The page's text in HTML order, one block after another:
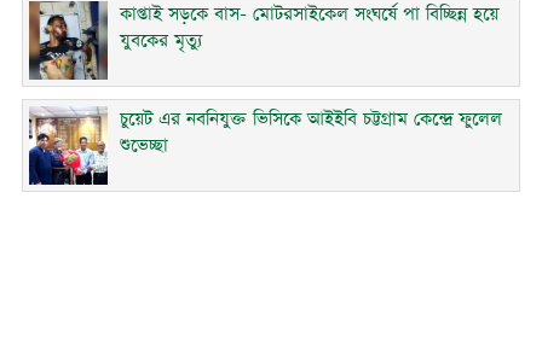
কাপ্তাই সড়কে বাস- মোটরসাইকেল সংঘর্ষে পা বিচ্ছিন্ন হয়ে
যুবকের মৃত্যু
চুয়েট এর নবনিযুক্ত ভিসিকে আইইবি চট্টগ্রাম কেন্দ্রে ফুলেল
শুভেচ্ছা